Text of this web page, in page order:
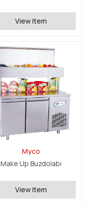
View Item
Myco
Make Up Buzdolabı
View Item